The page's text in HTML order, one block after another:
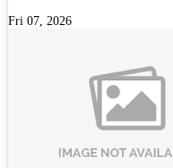
Fri 07, 2026